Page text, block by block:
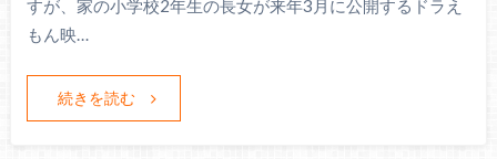
すが、家の小学校2年生の長女が来年3月に公開するドラえ
もん映…
続きを読む